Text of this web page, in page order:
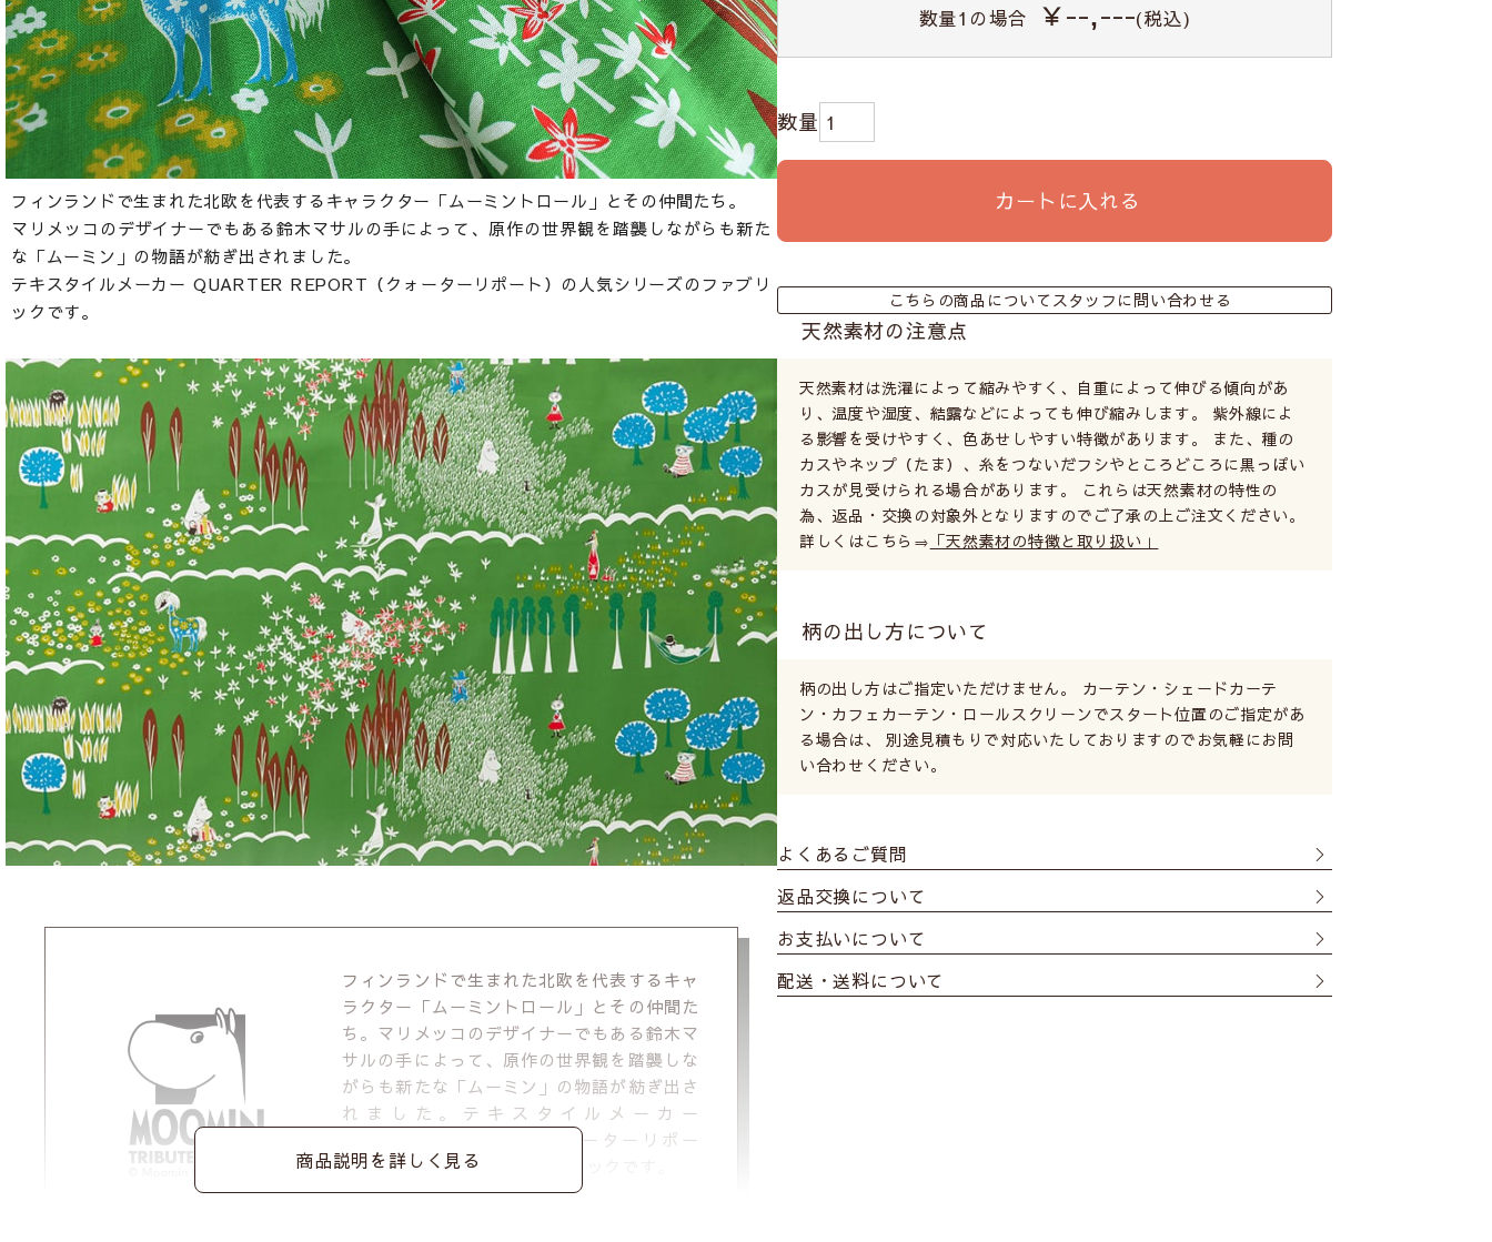
フィンランドで生まれた北欧を代表するキャラクター「ムーミントロール」とその仲間たち。
マリメッコのデザイナーでもある鈴木マサルの手によって、原作の世界観を踏襲しながらも新た
な「ムーミン」の物語が紡ぎ出されました。
テキスタイルメーカー QUARTER REPORT（クォーターリポート）の人気シリーズのファブリ
ックです。
フィンランドで生まれた北欧を代表するキャ
ラクター「ムーミントロール」とその仲間た
ち。マリメッコのデザイナーでもある鈴木マ
サルの手によって、原作の世界観を踏襲しな
がらも新たな「ムーミン」の物語が紡ぎ出さ
れました。テキスタイルメーカー
QUARTER REPORT（クォーターリポー
ト）の人気シリーズのファブリックです。
商品説明を詳しく見る
数量1 の場合 ￥--,---(税込)
カートに入れる
こちらの商品についてスタッフに問い合わせる
天然素材の注意点
天然素材は洗濯によって縮みやすく、自重によって伸びる傾向があ
り、温度や湿度、結露などによっても伸び縮みします。 紫外線によ
る影響を受けやすく、色あせしやすい特徴があります。 また、種の
カスやネップ（たま）、糸をつないだフシやところどころに黒っぽい
カスが見受けられる場合があります。 これらは天然素材の特性の
為、返品・交換の対象外となりますのでご了承の上ご注文ください。
詳しくはこちら⇒ 「天然素材の特徴と取り扱い」
柄の出し方について
柄の出し方はご指定いただけません。 カーテン・シェードカーテ
ン・カフェカーテン・ロールスクリーンでスタート位置のご指定があ
る場合は、 別途見積もりで対応いたしておりますのでお気軽にお問
い合わせください。
よくあるご質問
返品交換について
お支払いについて
配送・送料について